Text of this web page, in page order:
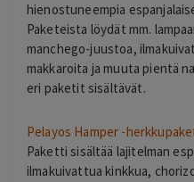
hienostuneempia
Paketeista löydät mm.
manchego-juustoa,
makkaroita ja muuta pientä
eri paketit sisältävät.
Pelayos Hamper -
Paketti sisältää lajitelman
ilmakuivattua kinkkua,